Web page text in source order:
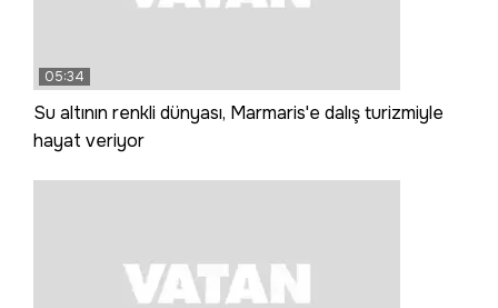
05:34
Su altının renkli dünyası, Marmaris'e dalış turizmiyle
hayat veriyor